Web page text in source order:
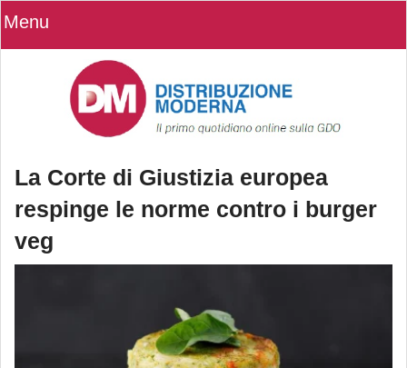
Menu
La Corte di Giustizia europea
respinge le norme contro i burger
veg